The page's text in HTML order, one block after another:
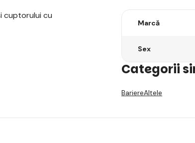
cuptorului cu
Marcă
Sex
Categorii
BariereAltele